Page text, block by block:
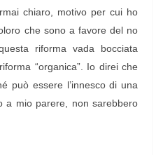
chiaro, motivo per cui ho
che sono a favore del no
riforma vada bocciata
“organica”. Io direi che
può essere l’innesco di una
a mio parere, non sarebbero